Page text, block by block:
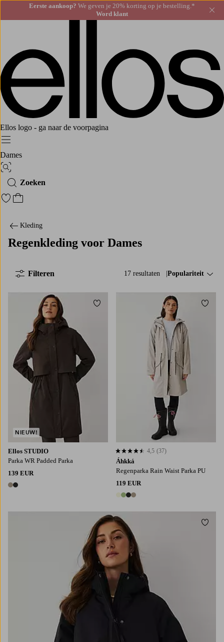
Eerste aankoop? We geven je 20% korting op je bestelling.*
Word klant
Ellos logo - ga naar de voorpagina
Menu
Dames
Afbeelding zoeken
Zoeken
Ga naar favoriete gemarkeerde producten
Ga naar het winkelmandje
Kleding
Regenkleding voor Dames
17 resultaten Sorteer op:
Populariteit
Filteren
Ellos STUDIO
Parka WR Padded Parka
139 EUR
2 kleuren
NIEUW!
Toevoegen aan favorieten
Áhkká
Regenparka Rain Waist Parka PU
119 EUR
4 kleuren
4,5 op basis van 37 beoordelingen
4,5 (37)